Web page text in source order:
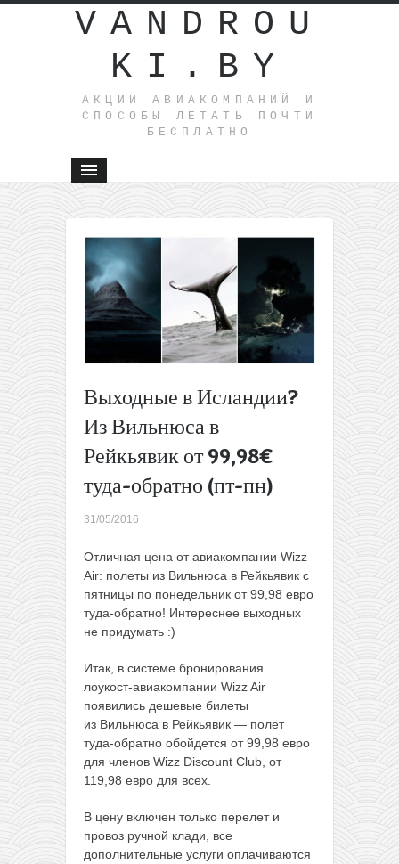
VANDROU
KI.BY
АКЦИИ АВИАКОМПАНИЙ И
СПОСОБЫ ЛЕТАТЬ ПОЧТИ
БЕСПЛАТНО
Выходные в Исландии?
Из Вильнюса в
Рейкьявик от 99,98€
туда-обратно (пт-пн)
31/05/2016
Отличная цена от авиакомпании Wizz
Air: полеты из Вильнюса в Рейкьявик с
пятницы по понедельник от 99,98 евро
туда-обратно! Интереснее выходных
не придумать :)
Итак, в системе бронирования
лоукост-авиакомпании Wizz Air
появились дешевые билеты
из Вильнюса в Рейкьявик — полет
туда-обратно обойдется от 99,98 евро
для членов Wizz Discount Club, от
119,98 евро для всех.
В цену включен только перелет и
провоз ручной клади, все
дополнительные услуги оплачиваются
от LOT:
полеты
Европе
60€ туда-
(октябрь-
март)
и другие
от 69€
туда-
обратно